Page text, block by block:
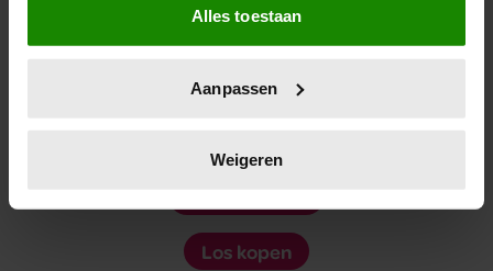
Informatie verzamelen over uw geografische
locatie, die tot een paar meter nauwkeurig kan zijn
scannen op specifieke eigenschappen (fingerprinting)
verwerkt en stel uw voorkeuren in het
intrekken in de Cookieverklaring.
We gebruiken cookies om content en advertenties te
Alles toestaan
Aanpassen
Weigeren
Los kopen